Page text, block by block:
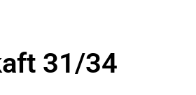
31/34